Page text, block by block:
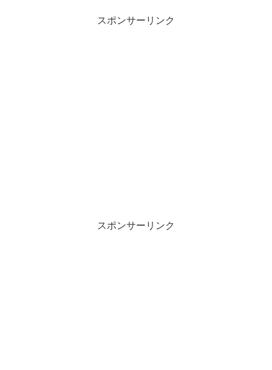
スポンサーリンク
スポンサーリンク